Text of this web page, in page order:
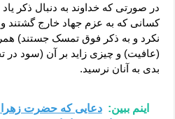
در صورتی که خداوند به دنبال ذکر
کسانی که به عزم جهاد خارج گشتند و
نکرد و به ذکر فوق تمسک جستند)
(عافیت) و چیزی زاید بر آن (سود در
بدی به آنان نرسید.
اینم ببین: دعایی که حضرت